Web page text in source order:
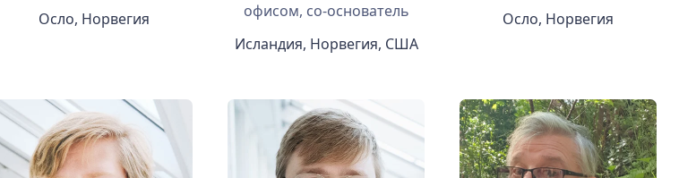
Осло, Норвегия
офисом, со-основатель
Исландия, Норвегия, США
Осло, Норвегия